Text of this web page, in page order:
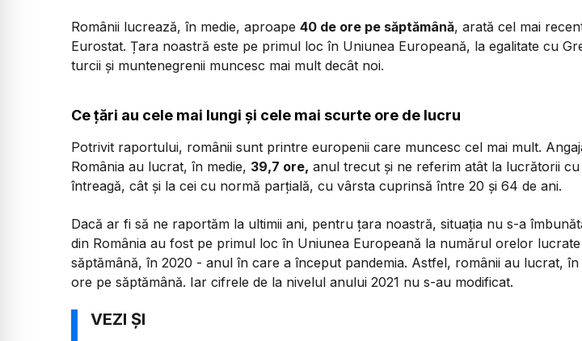
Românii lucrează, în medie, aproape 40 de ore pe săptămână, arată cel mai
Eurostat. Țara noastră este pe primul loc în Uniunea Europeană, la egalitate cu
turcii și muntenegrenii muncesc mai mult decât noi.
Ce țări au cele mai lungi și cele mai scurte ore de lucru
Potrivit raportului, românii sunt printre europenii care muncesc cel mai mult.
România au lucrat, în medie, 39,7 ore, anul trecut și ne referim atât la lucrătorii
întreagă, cât și la cei cu normă parțială, cu vârsta cuprinsă între 20 și 64 de ani.
Dacă ar fi să ne raportăm la ultimii ani, pentru țara noastră, situația nu s-a
din România au fost pe primul loc în Uniunea Europeană la numărul orelor
săptămână, în 2020 - anul în care a început pandemia. Astfel, românii au lucrat,
ore pe săptămână. Iar cifrele de la nivelul anului 2021 nu s-au modificat.